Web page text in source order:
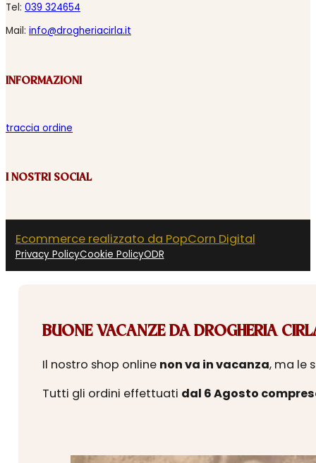
Tel: 039 324654
Mail: info@drogheriacirla.it
INFORMAZIONI
traccia ordine
I NOSTRI SOCIAL
Ecommerce realizzato da PopCorn Digital
Privacy PolicyCookie PolicyODR
BUONE VACANZE DA DROGHERIA
Il nostro shop online non va in vacanza, ma le
Tutti gli ordini effettuati dal 6 Agosto